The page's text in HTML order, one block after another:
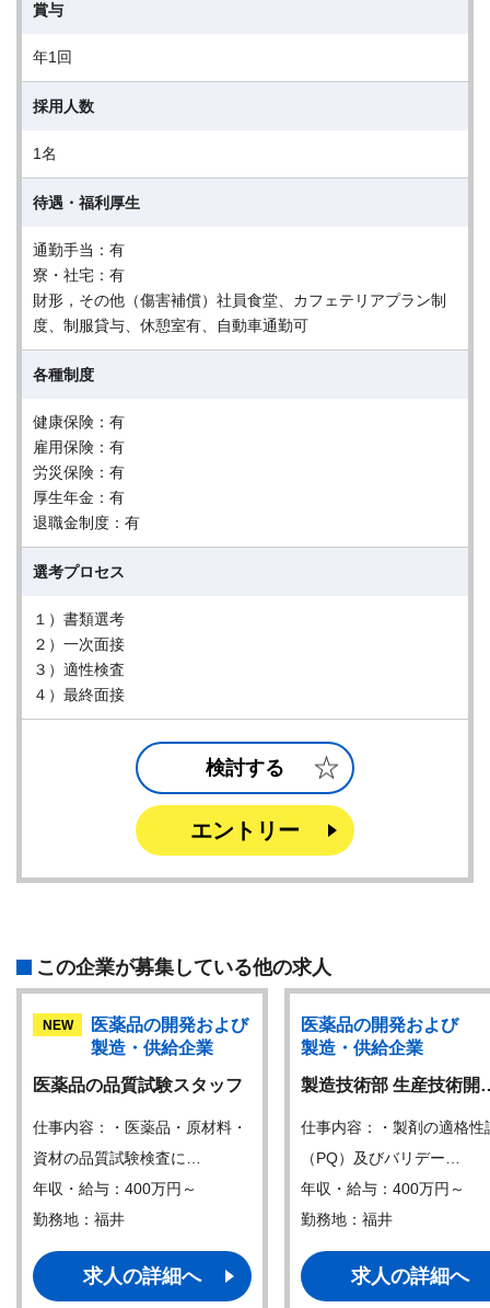
賞与
年1回
採用人数
1名
待遇・福利厚生
通勤手当：有
寮・社宅：有
財形，その他（傷害補償）社員食堂、カフェテリアプラン制
度、制服貸与、休憩室有、自動車通勤可
各種制度
健康保険：有
雇用保険：有
労災保険：有
厚生年金：有
退職金制度：有
選考プロセス
１）書類選考
２）一次面接
３）適性検査
４）最終面接
検討する
エントリー
この企業が募集している他の求人
NEW
医薬品の開発および
製造・供給企業
医薬品の品質試験スタッフ
仕事内容：・医薬品・原材料・
資材の品質試験検査に…
年収・給与：400万円～
勤務地：福井
求人の詳細へ
医薬品の開発および
製造・供給企業
製造技術部 生産技術
仕事内容：・製剤の適格性
（PQ）及びバリデー…
年収・給与：400万円～
勤務地：福井
求人の詳細へ